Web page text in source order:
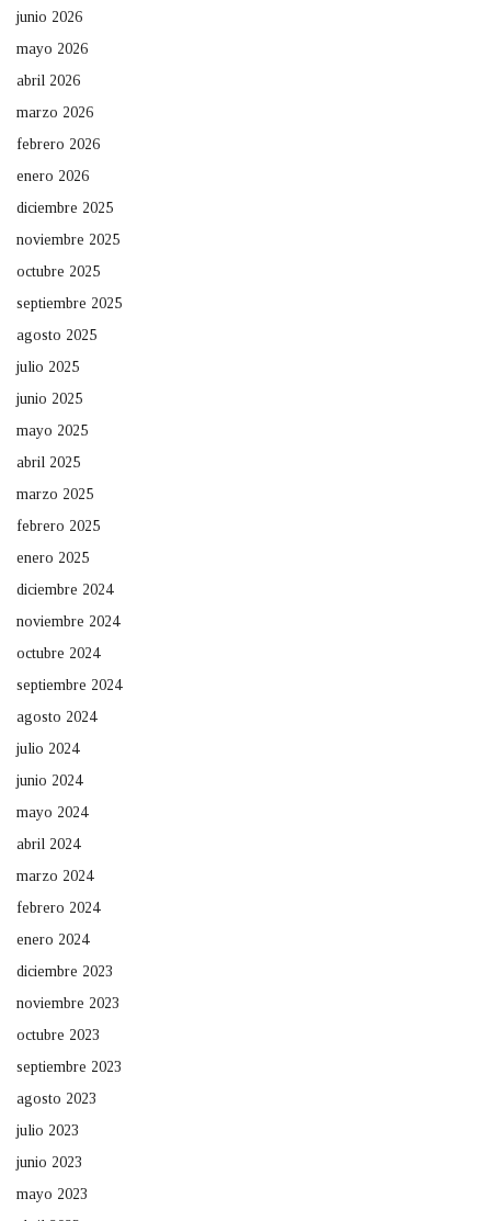
junio 2026
mayo 2026
abril 2026
marzo 2026
febrero 2026
enero 2026
diciembre 2025
noviembre 2025
octubre 2025
septiembre 2025
agosto 2025
julio 2025
junio 2025
mayo 2025
abril 2025
marzo 2025
febrero 2025
enero 2025
diciembre 2024
noviembre 2024
octubre 2024
septiembre 2024
agosto 2024
julio 2024
junio 2024
mayo 2024
abril 2024
marzo 2024
febrero 2024
enero 2024
diciembre 2023
noviembre 2023
octubre 2023
septiembre 2023
agosto 2023
julio 2023
junio 2023
mayo 2023